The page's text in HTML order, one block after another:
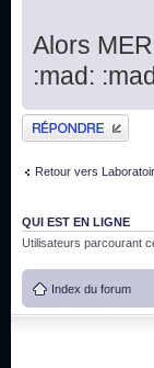
Alors
:mad:
Publier une réponse
Retour vers
QUI EST EN LIGNE
Utilisateurs parcourant
Index du forum